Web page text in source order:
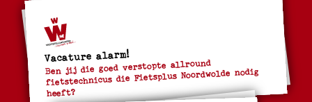
Vacature alarm!
Ben jij die goed verstopte allround
fietstechnicus die Fietsplus Noordwolde nodig
heeft?